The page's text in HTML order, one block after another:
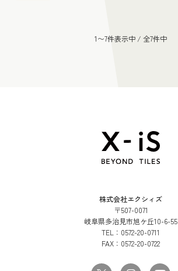
1〜7件表示中 / 全7件中
株式会社エクシィズ
〒507-0071
岐阜県多治見市旭ケ丘10-6-55
TEL： 0572-20-0711
FAX： 0572-20-0722